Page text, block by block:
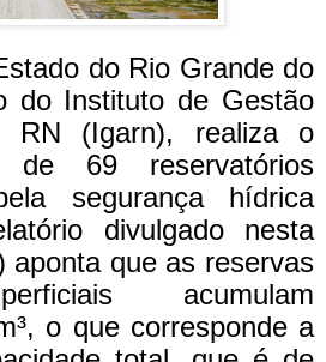
do Rio Grande do
do Instituto de Gestão
RN (Igarn), realiza o
de 69 reservatórios
segurança hídrica
divulgado nesta
aponta que as reservas
acumulam
o que corresponde a